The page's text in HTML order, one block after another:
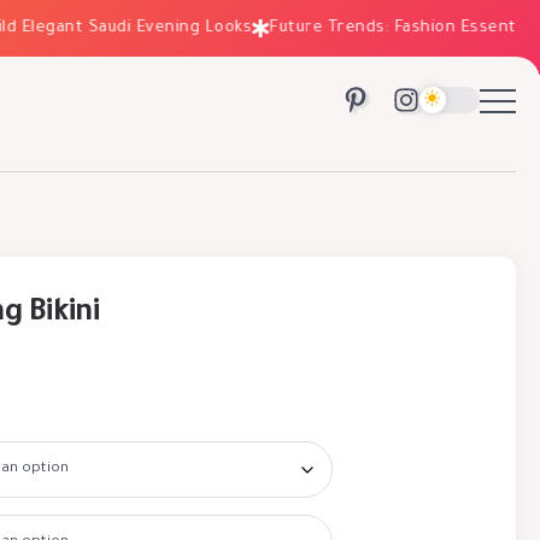
Saudi Evening Looks Future Trends: Fashion Essentials for
Bikini